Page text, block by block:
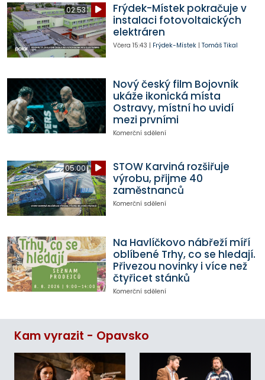
02:53
Frýdek-Místek pokračuje v
instalaci fotovoltaických
elektráren
Včera 15:43 | Frýdek-Místek| Tomáš Tikal
Nový český film Bojovník
ukáže ikonická místa
Ostravy, místní ho uvidí
mezi prvními
Komerční sdělení
05:00
STOW Karviná rozšiřuje
výrobu, přijme 40
zaměstnanců
Komerční sdělení
Na Havlíčkovo nábřeží míří
oblíbené Trhy, co se hledají.
Přivezou novinky i více než
čtyřicet stánků
Komerční sdělení
Kam vyrazit - Opavsko